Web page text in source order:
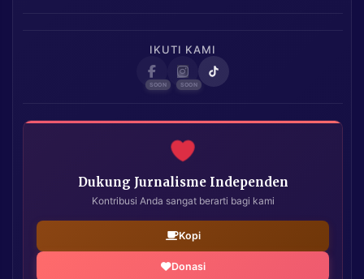
IKUTI KAMI
Dukung Jurnalisme Independen
Kontribusi Anda sangat berarti bagi kami
Kopi
Donasi